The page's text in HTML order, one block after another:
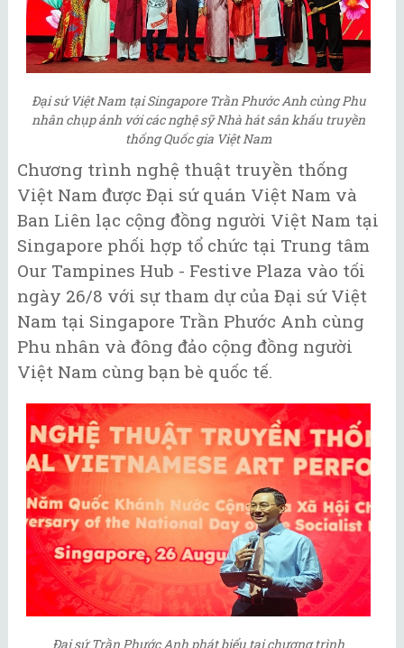
Đại sứ Việt Nam tại Singapore Trần Phước Anh cùng Phu
nhân chụp ảnh với các nghệ sỹ Nhà hát sân khấu truyền
thống Quốc gia Việt Nam
Chương trình nghệ thuật truyền thống
Việt Nam được Đại sứ quán Việt Nam và
Ban Liên lạc cộng đồng người Việt Nam tại
Singapore phối hợp tổ chức tại Trung tâm
Our Tampines Hub - Festive Plaza vào tối
ngày 26/8 với sự tham dự của Đại sứ Việt
Nam tại Singapore Trần Phước Anh cùng
Phu nhân và đông đảo cộng đồng người
Việt Nam cùng bạn bè quốc tế.
Đại sứ Trần Phước Anh phát biểu tại chương trình